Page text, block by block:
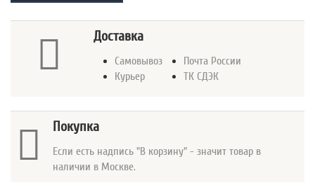
Доставка
Самовывоз
Курьер
Почта России
ТК СДЭК
Покупка
Если есть надпись "В корзину" - значит товар в
наличии в Москве.